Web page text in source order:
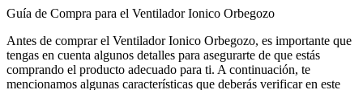
Guía de Compra para el Ventilador Ionico Orbegozo
Antes de comprar el Ventilador Ionico Orbegozo, es importante que
tengas en cuenta algunos detalles para asegurarte de que estás
comprando el producto adecuado para ti. A continuación, te
mencionamos algunas características que deberás verificar en este